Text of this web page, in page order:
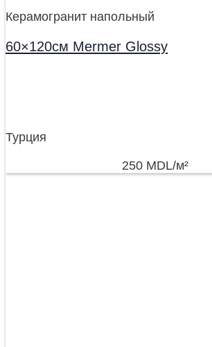
Керамогранит напольный
60×120см Mermer Glossy
Турция
250 MDL/м²